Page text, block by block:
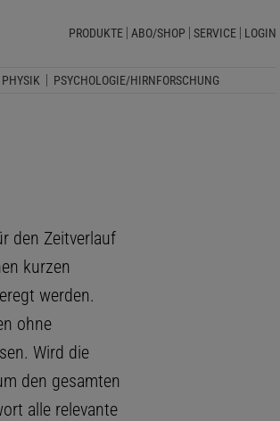
PRODUKTE ABO/SHOP SERVICE LOGIN
PHYSIK PSYCHOLOGIE/HIRNFORSCHUNG
den Zeitverlauf
kurzen
werden.
ohne
Wird die
den gesamten
alle relevante